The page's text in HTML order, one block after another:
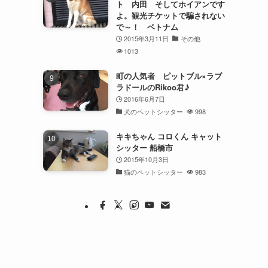
ト 内田 そしてホイアンです
よ。観光チケットで騙されない
で～！ ベトナム
2015年3月11日
その他
1013
町の人気者 ピットブル×ラブ
ラドールのRikoo君♪
2016年6月7日
犬のペットシッター
998
キキちゃん コロくん キャット
シッター 船橋市
2015年10月3日
猫のペットシッター
983